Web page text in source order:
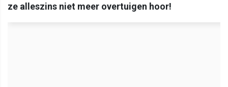
ze alleszins niet meer overtuigen hoor!